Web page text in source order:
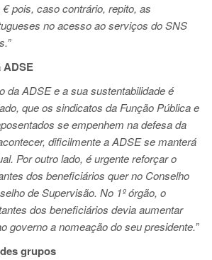
pois, caso contrário, repito, as
no acesso ao serviços do SNS
ADSE
da ADSE e a sua sustentabilidade é
que os sindicatos da Função Pública e
se empenhem na defesa da
dificilmente a ADSE se manterá
Por outro lado, é urgente reforçar o
dos beneficiários quer no Conselho
de Supervisão. No 1º órgão, o
dos beneficiários devia aumentar
governo a nomeação do seu presidente.”
grupos